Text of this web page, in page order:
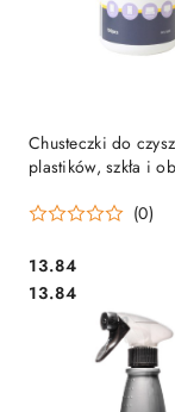
Chusteczki do
plastików, szkła i
(0)
Cena:
13.84
Cena:
13.84